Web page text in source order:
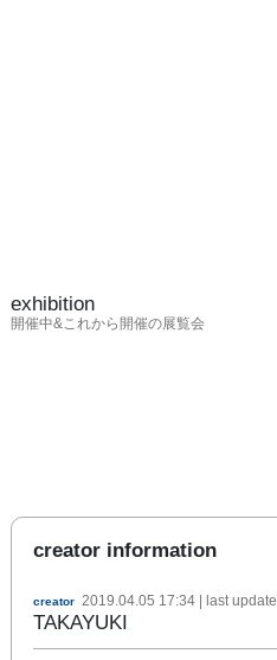
exhibition
開催中&これから開催の展覧会
creator information
creator 2019.04.05 17:34 | last update
TAKAYUKI